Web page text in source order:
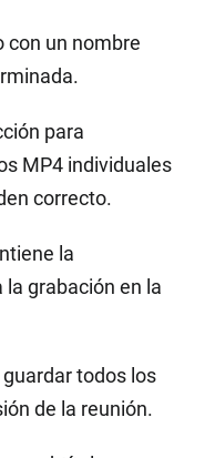
con un nombre
para
MP4 individuales
correcto.
la
grabación en la
todos los
de la reunión.